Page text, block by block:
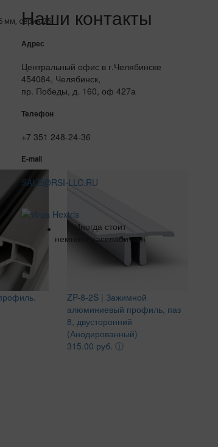
мм, серия 25
ZP-8-2S | Зажимной
алюминиевый профиль, паз
8, двусторонний
(Анодированный)
315.00 руб. ⓘ
Наши контакты
Адрес
Центральный офис в г.Челябинске
454084, Челябинск,
пр. Победы, д. 160, оф 427а
Телефон
+7 351 248-24-36
E-mail
SALE@RSI-LLC.RU
Иногда стоит
немного расслабиться